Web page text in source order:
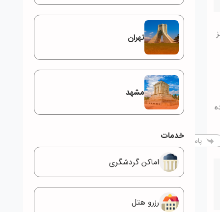
پاسخ
تهران
مشهد
خدمات
اماکن گردشگری
رزرو هتل